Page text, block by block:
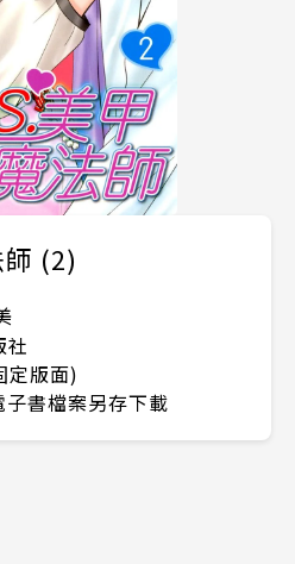
(2)
社
定版面)
子書檔案另存下載